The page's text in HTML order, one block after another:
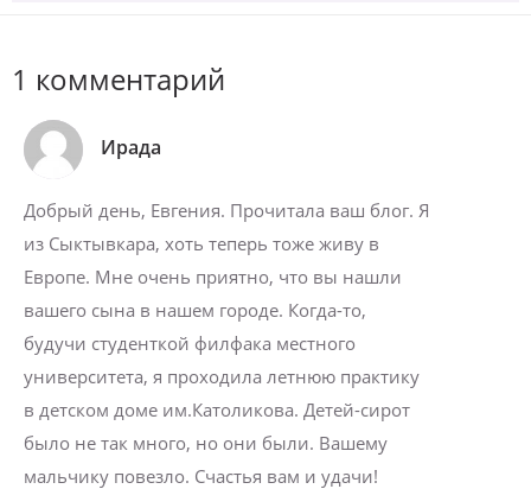
1 комментарий
Ирада
Добрый день, Евгения. Прочитала ваш блог. Я
из Сыктывкара, хоть теперь тоже живу в
Европе. Мне очень приятно, что вы нашли
вашего сына в нашем городе. Когда-то,
будучи студенткой филфака местного
университета, я проходила летнюю практику
в детском доме им.Католикова. Детей-сирот
было не так много, но они были. Вашему
мальчику повезло. Счастья вам и удачи!